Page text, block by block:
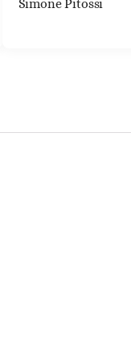
Simone Pitossi